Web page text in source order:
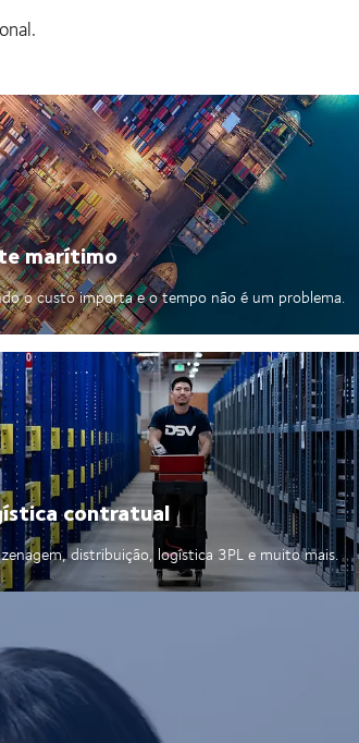
marítimo
o custo importa e o tempo não é um problema.
contratual
distribuição, logística 3PL e muito mais.